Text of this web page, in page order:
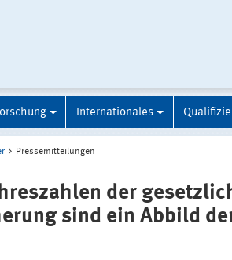
Internationales
Pressemitteilungen
der
sind ein Abbild